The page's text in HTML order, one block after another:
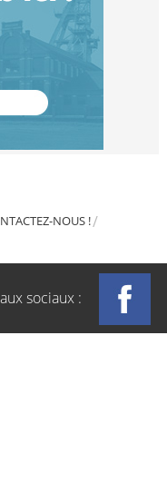
NOUS !
sociaux :